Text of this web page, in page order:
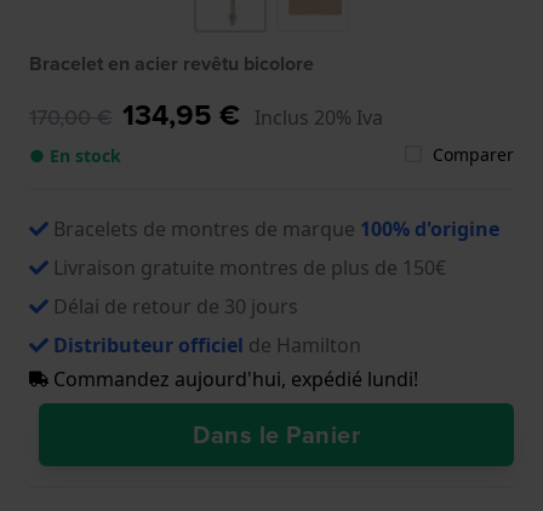
Bracelet en acier revêtu bicolore
170,00 € 134,95 € Inclus 20% Iva
● En stock Comparer
Bracelets de montres de marque 100% d'origine
Livraison gratuite montres de plus de 150€
Délai de retour de 30 jours
Distributeur officiel de Hamilton
Commandez aujourd'hui, expédié lundi!
Dans le Panier